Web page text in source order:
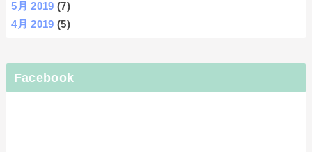
5月 2019 (7)
4月 2019 (5)
Facebook